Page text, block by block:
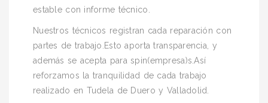
estable con informe técnico.
Nuestros técnicos registran cada reparación con
partes de trabajo.Esto aporta transparencia, y
además se acepta para spin(empresa)s.Así
reforzamos la tranquilidad de cada trabajo
realizado en Tudela de Duero y Valladolid.